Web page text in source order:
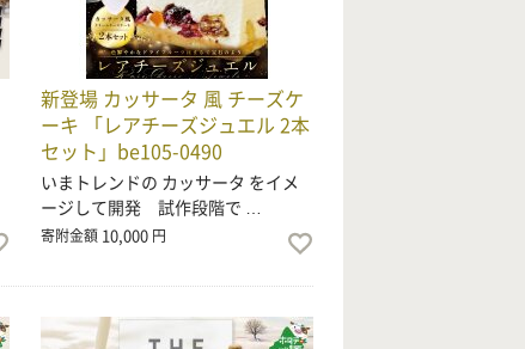
新登場 カッサータ 風 チーズケ
ーキ 「レアチーズジュエル 2本
セット」be105-0490
いまトレンドの カッサータ をイメ
ージして開発 試作段階で …
寄附金額 10,000 円